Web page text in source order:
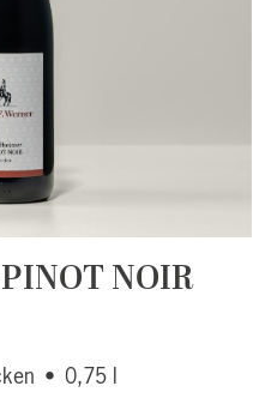
NOIR
• 0,75 l